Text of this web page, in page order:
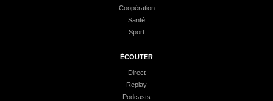
Coopération
Santé
Sport
ÉCOUTER
Direct
Replay
Podcasts